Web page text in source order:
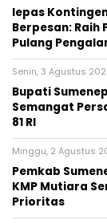
lepas
Berpesan: Raih
Pulang
Senin, 3 Agustus
Bupati
Semangat
81 RI
Minggu, 2 Agustus
Pemkab
KMP Mutiara
Prioritas